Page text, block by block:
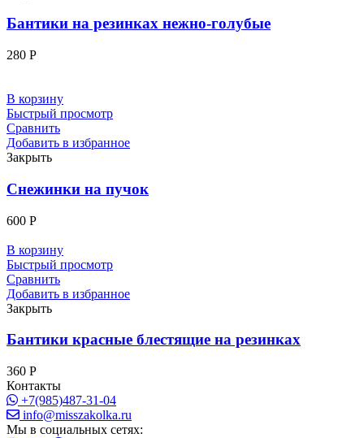
Бантики на резинках нежно-голубые
280 Р
В корзину
Быстрый просмотр
Сравнить
Добавить в избранное
Закрыть
Снежинки на пучок
600 Р
В корзину
Быстрый просмотр
Сравнить
Добавить в избранное
Закрыть
Бантики красные блестящие на резинках
360 Р
Контакты
+7(985)487-31-04
info@misszakolka.ru
Мы в социальных сетях: